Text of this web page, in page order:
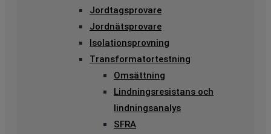
Jordtagsprovare
Jordnätsprovare
Isolationsprovning
Transformatortestning
Omsättning
Lindningsresistans och
lindningsanalys
SFRA